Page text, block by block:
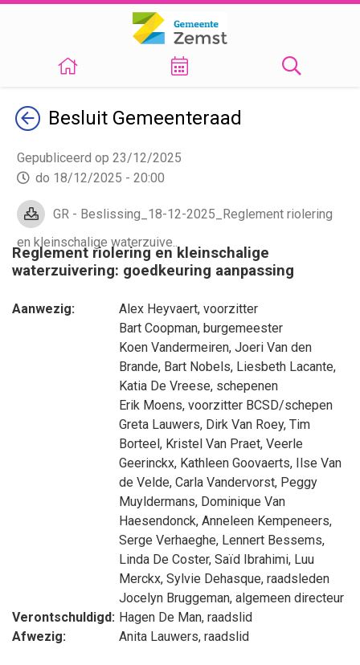
TerugBesluit Gemeenteraad
Gepubliceerd op 23/12/2025
do 18/12/2025 - 20:00
GR - Beslissing_18-12-2025_Reglement riolering
en kleinschalige waterzuive..
Reglement riolering en kleinschalige
waterzuivering: goedkeuring aanpassing
Aanwezig: Alex Heyvaert, voorzitter
Bart Coopman, burgemeester
Koen Vandermeiren, Joeri Van den
Brande, Bart Nobels, Liesbeth Lacante,
Katia De Vreese, schepenen
Erik Moens, voorzitter BCSD/schepen
Greta Lauwers, Dirk Van Roey, Tim
Borteel, Kristel Van Praet, Veerle
Geerinckx, Kathleen Goovaerts, Ilse Van
de Velde, Carla Vandervorst, Peggy
Muyldermans, Dominique Van
Haesendonck, Anneleen Kempeneers,
Serge Verhaeghe, Lennert Bessems,
Linda De Coster, Saïd Ibrahimi, Luu
Merckx, Sylvie Dehasque, raadsleden
Jocelyn Bruggeman, algemeen directeur
Verontschuldigd: Hagen De Man, raadslid
Afwezig:
Anita Lauwers, raadslid